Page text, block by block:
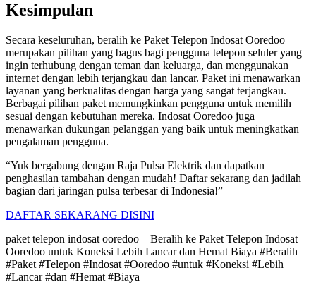
Kesimpulan
Secara keseluruhan, beralih ke Paket Telepon Indosat Ooredoo
merupakan pilihan yang bagus bagi pengguna telepon seluler yang
ingin terhubung dengan teman dan keluarga, dan menggunakan
internet dengan lebih terjangkau dan lancar. Paket ini menawarkan
layanan yang berkualitas dengan harga yang sangat terjangkau.
Berbagai pilihan paket memungkinkan pengguna untuk memilih
sesuai dengan kebutuhan mereka. Indosat Ooredoo juga
menawarkan dukungan pelanggan yang baik untuk meningkatkan
pengalaman pengguna.
“Yuk bergabung dengan Raja Pulsa Elektrik dan dapatkan
penghasilan tambahan dengan mudah! Daftar sekarang dan jadilah
bagian dari jaringan pulsa terbesar di Indonesia!”
DAFTAR SEKARANG DISINI
paket telepon indosat ooredoo – Beralih ke Paket Telepon Indosat
Ooredoo untuk Koneksi Lebih Lancar dan Hemat Biaya #Beralih
#Paket #Telepon #Indosat #Ooredoo #untuk #Koneksi #Lebih
#Lancar #dan #Hemat #Biaya